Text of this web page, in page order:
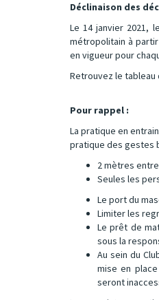
Déclinaison des
Le 14 janvier 2021,
métropolitain à partir
en vigueur pour
Retrouvez le tableau
Pour rappel :
La pratique en
pratique des gestes
2 mètres
Seules les
Le port du
Limiter les
Le prêt de
sous la
Au sein du
mise en
seront